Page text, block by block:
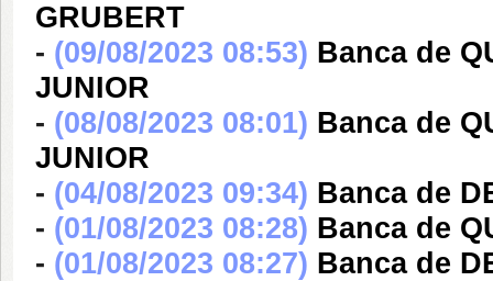
GRUBERT
- (09/08/2023 08:53) Banca de
JUNIOR
- (08/08/2023 08:01) Banca de
JUNIOR
- (04/08/2023 09:34) Banca de
- (01/08/2023 08:28) Banca de
- (01/08/2023 08:27) Banca de